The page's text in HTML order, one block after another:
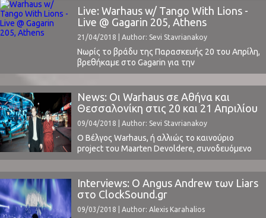
εμφανιστεί στη σκηνή του Gagarin μαζί με τη
Freedom Band, έχοντας στις αποσκευές του το
πρόσφατο άλμπουμ του, "Freedom’s Goblin"
(2018).Θεωρούμε ότι είναι από ...
Live: Warhaus w/ Tango With Lions -
Live @ Gagarin 205, Athens
21/04/2018 | Author: Sevi Stavrianakoy
Νωρίς το βράδυ της Παρασκευής 20 του Απρίλη,
βρεθήκαμε στο Gagarin για την
πολυαναμενόμενη συναυλία του Βέλγου
Warhaus, συνοδευόμενου απ' τους δικούς μας
Tango With Lions, μια μπάντα που νιώθω ότι
έχει υποτιμηθεί αρκετά. Έχοντας φτάσει
αρκετά νωρίς, πήραμε ότι χρειαζόμασταν και
φροντίσαμε να βολευτούμε μέχρι να αρχίσει η
συναυλία. Tango ...
News: Οι Warhaus σε Αθήνα και
Θεσσαλονίκη στις 20 και 21 Απριλίου
09/04/2018 | Author: Sevi Stavrianakoy
O Βέλγος Warhaus, ή αλλιώς το καινούριο
project του Maarten Devoldere, συνοδευόμενο
από τα φωνητικά της Sylvie Kreusch - οι οποίοι
είναι και ζευγάρι - ξεκίνησε τη μουσική του
πορεία το 2016, έχοντας πειραματιστεί αρκετά
στο χώρο της μουσικής, βλ. Balthazar.Το
κόνσεπτ του φιλόδοξου Maarten ήταν να
δημιουργήσει ένα αριστούργημα, ...
Interviews: Ο Angus Andrew των Liars
στο ClockSound.gr
09/03/2018 | Author: Alexis Karahalios